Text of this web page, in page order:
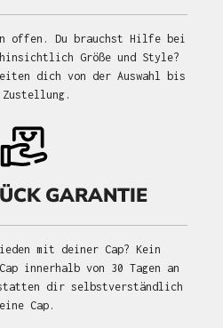
offen. Du brauchst Hilfe bei
Größe und Style?
dich von der Auswahl bis
GARANTIE
mit deiner Cap? Kein
innerhalb von 30 Tagen an
dir selbstverständlich
Cap.